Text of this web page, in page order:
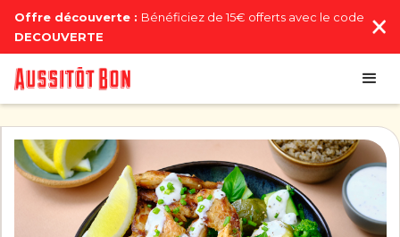
Offre découverte : Bénéficiez de 15€ offerts avec le code
DECOUVERTE